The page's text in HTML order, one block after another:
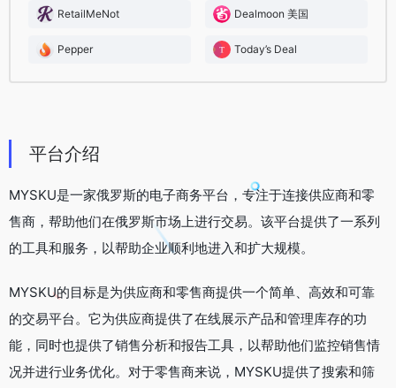
RetailMeNot Dealmoon 美国
Pepper Today’s Deal
平台介绍
MYSKU是一家俄罗斯的电子商务平台，专注于连接供应商和零
售商，帮助他们在俄罗斯市场上进行交易。该平台提供了一系列
的工具和服务，以帮助企业顺利地进入和扩大规模。
MYSKU的目标是为供应商和零售商提供一个简单、高效和可靠
的交易平台。它为供应商提供了在线展示产品和管理库存的功
能，同时也提供了销售分析和报告工具，以帮助他们监控销售情
况并进行业务优化。对于零售商来说，MYSKU提供了搜索和筛